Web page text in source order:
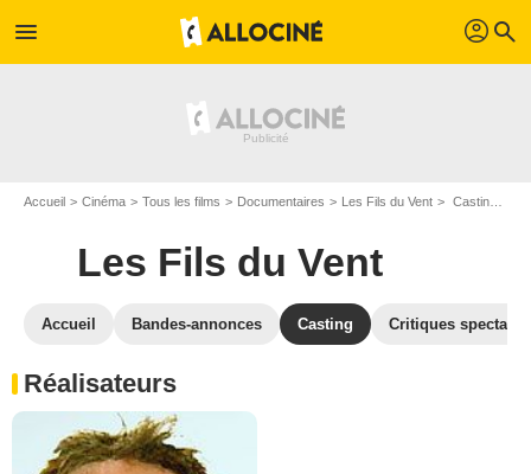
menu profil search
Accueil Cinéma Tous les films Documentaires Les Fils du Vent Casting Les Fils du Vent
Les Fils du Vent
Accueil Bandes-annonces Casting Critiques
Réalisateurs